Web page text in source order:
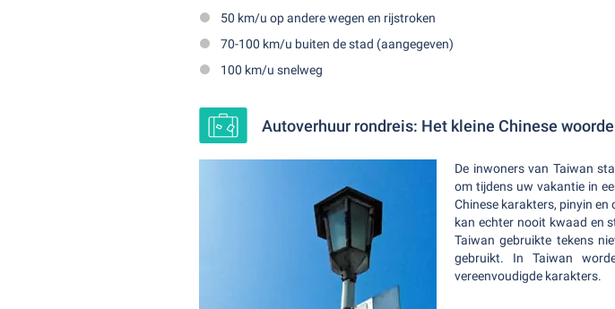
50 km/u op andere wegen en rijstroken
70-100 km/u buiten de stad (aangegeven)
100 km/u snelweg
Autoverhuur rondreis: Het kleine Chinese
De inwoners van Taiwan
om tijdens uw vakantie in
Chinese karakters, pinyin en
kan echter nooit kwaad en
Taiwan gebruikte tekens
gebruikt. In Taiwan
vereenvoudigde karakters.